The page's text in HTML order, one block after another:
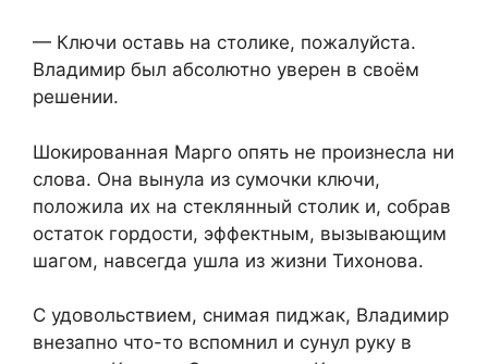
— Ключи оставь на столике, пожалуйста.
Владимир был абсолютно уверен в своём
решении.
Шокированная Марго опять не произнесла ни
слова. Она вынула из сумочки ключи,
положила их на стеклянный столик и, собрав
остаток гордости, эффектным, вызывающим
шагом, навсегда ушла из жизни Тихонова.
С удовольствием, снимая пиджак, Владимир
внезапно что-то вспомнил и сунул руку в